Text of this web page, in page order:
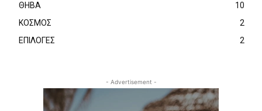
ΘΗΒΑ
10
ΚΟΣΜΟΣ
2
ΕΠΙΛΟΓΕΣ
2
- Advertisement -